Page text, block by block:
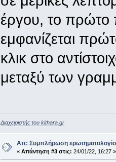
έργου, το πρώτο
εμφανίζεται
κλικ στο
μεταξύ των
Διαχειριστής του kithara.gr
Απ: Συμπλήρωση
« Απάντηση #3 στις: 24/01/22, 16:27 »